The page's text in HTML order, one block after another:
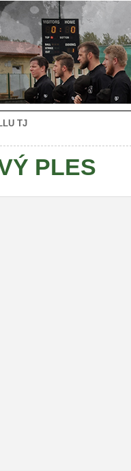
TJ
PLES